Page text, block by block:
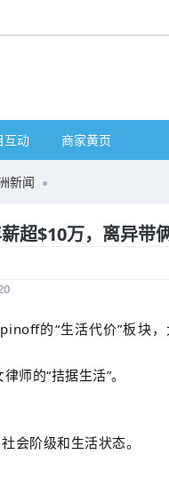
互动 商家黄页
新闻
超$10万，离异带
的“生活代价”板块
师的“拮据生活”。
会阶级和生活状态。